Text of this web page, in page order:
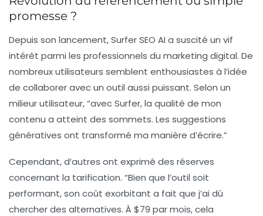
promesse ?
Depuis son lancement,Surfer SEO AI a suscité un vif
intérêt parmi les professionnels du marketing digital. De
nombreux utilisateurs semblent enthousiastes à l’idée
de collaborer avec un outil aussi puissant. Selon un
milieur utilisateur, “avec Surfer, la qualité de mon
contenu a atteint des sommets. Les suggestions
génératives ont transformé ma manière d’écrire.”
Cependant, d’autres ont exprimé des réserves
concernant la tarification. “Bien que l’outil soit
performant, son coût exorbitant a fait que j’ai dû
chercher des alternatives. À $79 par mois, cela